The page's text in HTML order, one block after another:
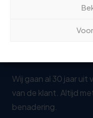
Wij gaan al 30 jaar uit
van de klant. Altijd
benadering.